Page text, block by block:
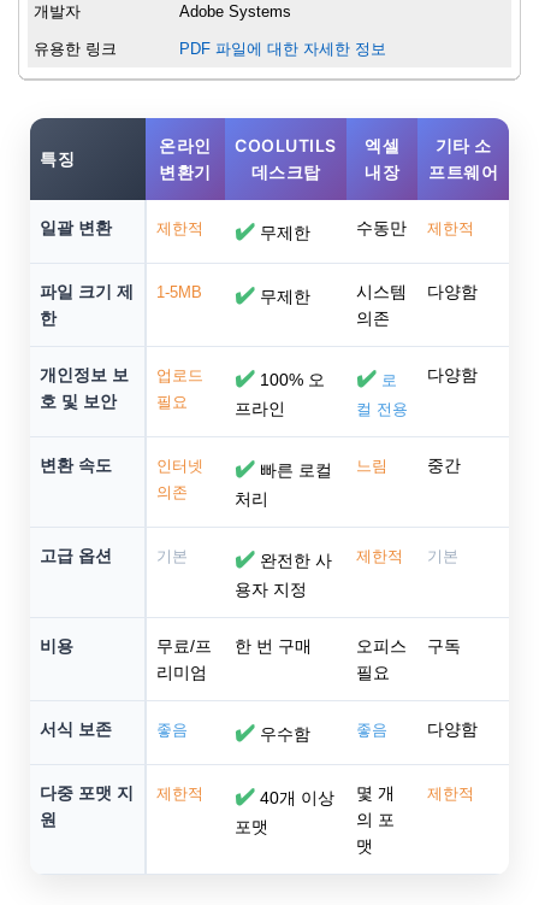
개발자 Adobe Systems
유용한 링크 PDF 파일에 대한 자세한 정보
특징
온라인
변환기
COOLUTILS
데스크탑
엑셀
내장
기타 소
프트웨어
일괄 변환 제한적 ✔️ 무제한 수동만 제한적
파일 크기 제
한
1-5MB ✔️ 무제한
시스템
의존
다양함
개인정보 보
호 및 보안
업로드
필요
✔️ 100% 오
프라인
✔️ 로
컬 전용
다양함
변환 속도
인터넷
의존
✔️ 빠른 로컬
처리
느림 중간
고급 옵션 기본 ✔️ 완전한 사
용자 지정
제한적 기본
비용
무료/프
리미엄
한 번 구매
오피스
필요
구독
서식 보존 좋음 ✔️ 우수함 좋음 다양함
다중 포맷 지
원
제한적 ✔️ 40개 이상
포맷
몇 개
의 포
맷
제한적